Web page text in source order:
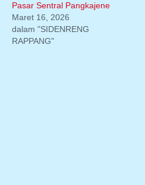
Pasar Sentral Pangkajene
Maret 16, 2026
dalam "SIDENRENG
RAPPANG"